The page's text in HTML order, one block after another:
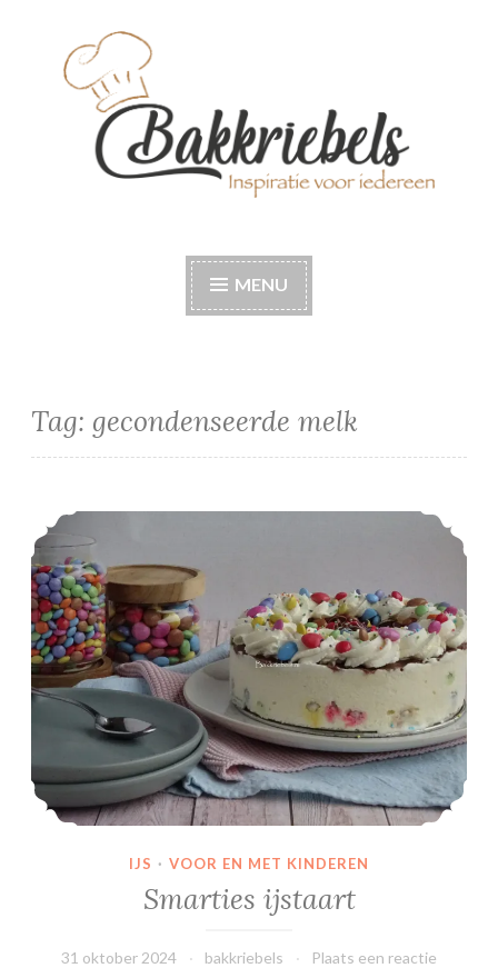
Bakkriebels
MENU
Tag: gecondenseerde melk
Smarties ijstaart
IJS · VOOR EN MET KINDEREN
Smarties ijstaart
31 oktober 2024 bakkriebels Plaats een reactie